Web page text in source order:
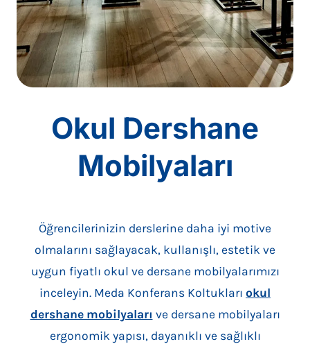
Okul Dershane
Mobilyaları
Öğrencilerinizin derslerine daha iyi motive
olmalarını sağlayacak, kullanışlı, estetik ve
uygun fiyatlı okul ve dersane mobilyalarımızı
inceleyin. Meda Konferans Koltukları okul
dershane mobilyaları ve dersane mobilyaları
ergonomik yapısı, dayanıklı ve sağlıklı